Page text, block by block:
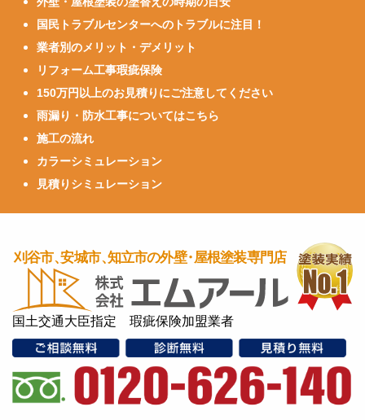
国民トラブルセンターへのトラブルに注目！
業者別のメリット・デメリット
リフォーム工事瑕疵保険
150万円以上のお見積りにご注意してください
雨漏り・防水工事についてはこちら
施工の流れ
カラーシミュレーション
見積りシミュレーション
国土交通大臣指定 瑕疵保険加盟業者